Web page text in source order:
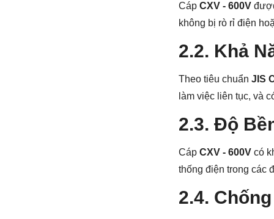
Cáp CXV - 600V
không bị rò rỉ điện
2.2. Khả
Theo tiêu chuẩn JIS
làm việc liên tục, và
2.3. Độ
Cáp CXV - 600V có
thống điện trong các
2.4.